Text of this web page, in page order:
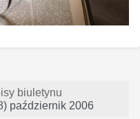
biuletynu
październik 2006